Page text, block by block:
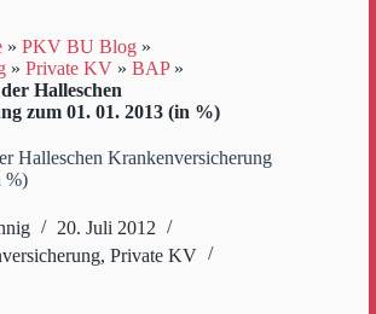
» PKV BU Blog »
» Private KV » BAP»
Halleschen
zum 01. 01. 2013 (in %)
Halleschen Krankenversicherung
%)
20. Juli 2012
, Private KV